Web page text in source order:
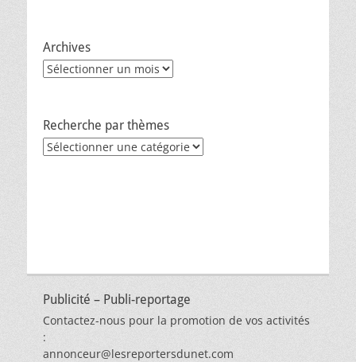
Archives
Archives
Recherche par thèmes
Recherche
Publicité – Publi-reportage
Contactez-nous pour la promotion de vos activités
:
annonceur@lesreportersdunet.com